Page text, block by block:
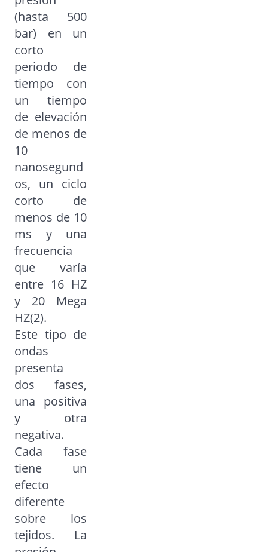
(hasta 500
bar) en un
corto
periodo de
tiempo con
un tiempo
de elevación
de menos de
10
nanosegund
os, un ciclo
corto de
menos de 10
ms y una
frecuencia
que varía
entre 16 HZ
y 20 Mega
HZ(2).
Este tipo de
ondas
presenta
dos fases,
una positiva
y otra
negativa.
Cada fase
tiene un
efecto
diferente
sobre los
tejidos. La